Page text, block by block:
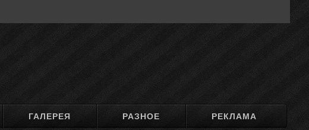
ГАЛЕРЕЯ РАЗНОЕ РЕКЛАМА